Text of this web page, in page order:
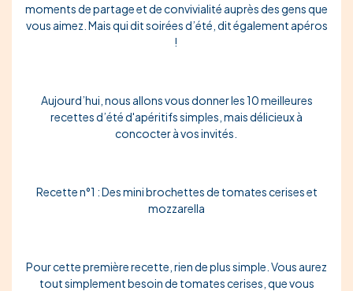
moments de partage et de convivialité auprès des gens que
vous aimez. Mais qui dit soirées d’été, dit également apéros
!
Aujourd’hui, nous allons vous donner les 10 meilleures
recettes d’été d'apéritifs simples, mais délicieux à
concocter à vos invités.
Recette n°1 : Des mini brochettes de tomates cerises et
mozzarella
Pour cette première recette, rien de plus simple. Vous aurez
tout simplement besoin de tomates cerises , que vous